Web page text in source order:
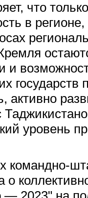
что
в регионе,
и
активно
уровень
командно-
о